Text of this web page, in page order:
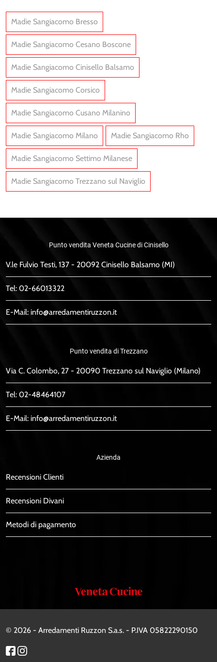
Madie Sangiacomo Bresso
Madie Sangiacomo Cesano Boscone
Madie Sangiacomo Cinisello Balsamo
Madie Sangiacomo Corsico
Madie Sangiacomo Cusano Milanino
Madie Sangiacomo Milano Madie Sangiacomo Rho
Madie Sangiacomo Settimo Milanese
Madie Sangiacomo Trezzano sul Naviglio
Punto vendita Veneta Cucine di Cinisello
V.le Fulvio Testi, 137 - 20092 Cinisello Balsamo (MI)
Tel: 02-66013322
E-Mail: info@arredamentiruzzon.it
Punto vendita di Trezzano
Via C. Colombo, 27 - 20090 Trezzano sul Naviglio (Milano)
Tel: 02-48464107
E-Mail: info@arredamentiruzzon.it
Azienda
Recensioni Clienti
Recensioni Divani
Metodi di pagamento
Veneta
© 2026 - Arredamenti Ruzzon S.a.s. - P.IVA 05822290150